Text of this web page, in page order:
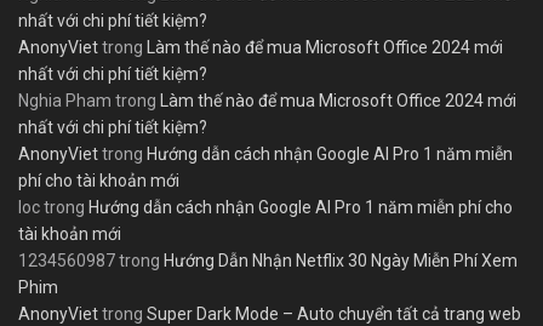
nhất với chi phí tiết kiệm?
AnonyViettrong Làm thế nào để mua Microsoft Office 2024 mới
nhất với chi phí tiết kiệm?
Nghia Pham trong Làm thế nào để mua Microsoft Office 2024 mới
nhất với chi phí tiết kiệm?
AnonyViettrong Hướng dẫn cách nhận Google AI Pro 1 năm miễn
phí cho tài khoản mới
loctrong Hướng dẫn cách nhận Google AI Pro 1 năm miễn phí cho
tài khoản mới
1234560987trong Hướng Dẫn Nhận Netflix 30 Ngày Miễn Phí Xem
Phim
AnonyViettrong Super Dark Mode – Auto chuyển tất cả trang web